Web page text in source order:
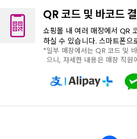
QR 코드 및 바코드
쇼핑몰 내 여러 매장에서 QR
하실 수 있습니다. 스마트폰으
일부 매장에서는 QR 코드 및
으니, 자세한 내용은 매장 직원